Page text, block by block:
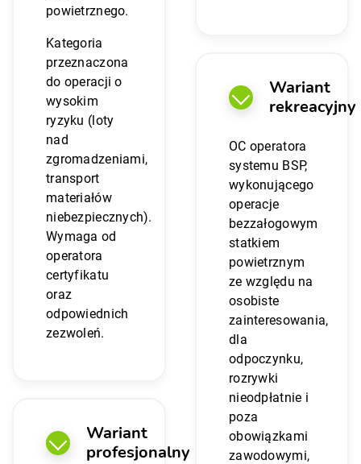
powietrznego.
Kategoria
przeznaczona
do operacji o
wysokim
ryzyku (loty
nad
zgromadzeniami,
transport
materiałów
niebezpiecznych).
Wymaga od
operatora
certyfikatu
oraz
odpowiednich
zezwoleń.
Wariant
profesjonalny
Wariant
rekreacyjny
OC operatora
systemu BSP,
wykonującego
operacje
bezzałogowym
statkiem
powietrznym
ze względu na
osobiste
zainteresowania,
dla
odpoczynku,
rozrywki
nieodpłatnie i
poza
obowiązkami
zawodowymi,